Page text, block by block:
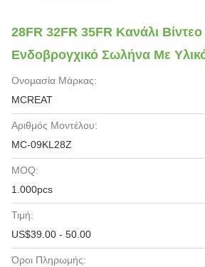
28FR 32FR 35FR Κανάλι
Ενδοβρογχικό Σωλήνα Με
Ονομασία Μάρκας:
MCREAT
Αριθμός Μοντέλου:
MC-09KL28Z
MOQ:
1.000pcs
Τιμή:
US$39.00 - 50.00
Όροι Πληρωμής: